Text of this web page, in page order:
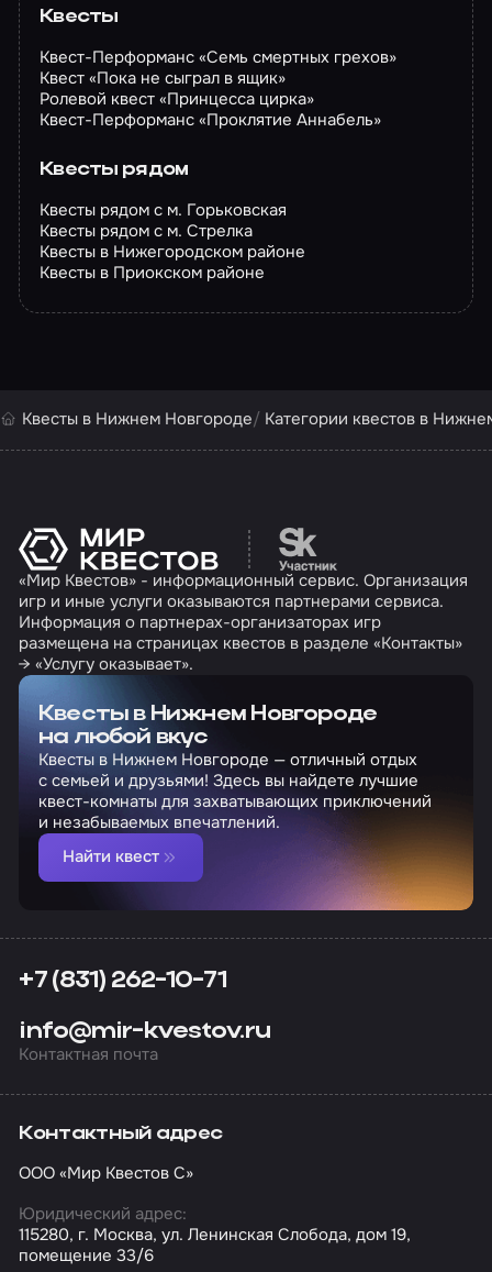
Квесты
Квест-Перформанс «Семь смертных грехов»
Квест «Пока не сыграл в ящик»
Ролевой квест «Принцесса цирка»
Квест-Перформанс «Проклятие Аннабель»
Квесты рядом
Квесты рядом с м. Горьковская
Квесты рядом с м. Стрелка
Квесты в Нижегородском районе
Квесты в Приокском районе
Квесты в Нижнем Новгороде Категории квестов в
Перейти на сайт
«Мир Квестов» - информационный сервис. Организация
игр и иные услуги оказываются партнерами сервиса.
Информация о партнерах-организаторах игр
размещена на страницах квестов в разделе «Контакты»
→ «Услугу оказывает».
Квесты в Нижнем Новгороде
на любой вкус
Квесты в Нижнем Новгороде — отличный отдых
с семьей и друзьями! Здесь вы найдете лучшие
квест-комнаты для захватывающих приключений
и незабываемых впечатлений.
Найти квест
+7 (831) 262-10-71
info@mir-kvestov.ru
Контактная почта
Контактный адрес
ООО «Мир Квестов С»
Юридический адрес:
115280, г. Москва, ул. Ленинская Слобода, дом 19,
помещение 33/6